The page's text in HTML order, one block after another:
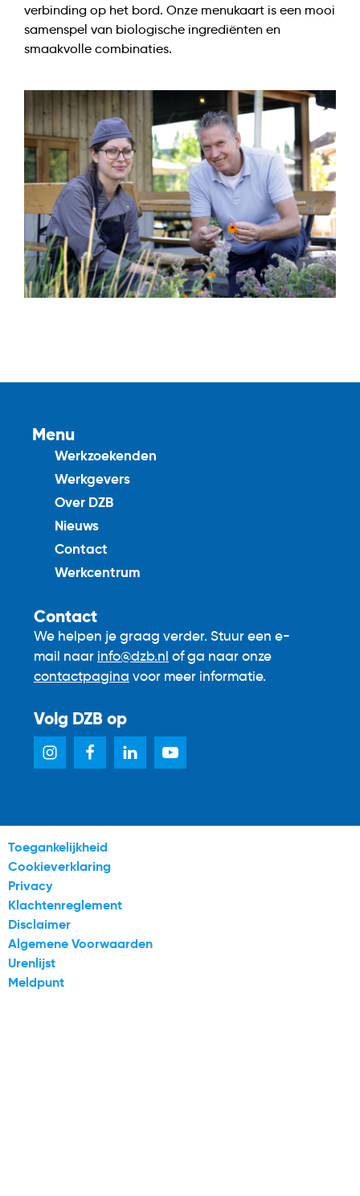
verbinding op het bord. Onze menukaart is een mooi
samenspel van biologische ingrediënten en
smaakvolle combinaties.
Menu
Werkzoekenden
Werkgevers
Over DZB
Nieuws
Contact
Werkcentrum
Contact
We helpen je graag verder. Stuur een e-
mail naar info@dzb.nl of ga naar onze
contactpagina voor meer informatie.
Volg DZB op
Toegankelijkheid
Cookieverklaring
Privacy
Klachtenreglement
Disclaimer
Algemene Voorwaarden
Urenlijst
Meldpunt